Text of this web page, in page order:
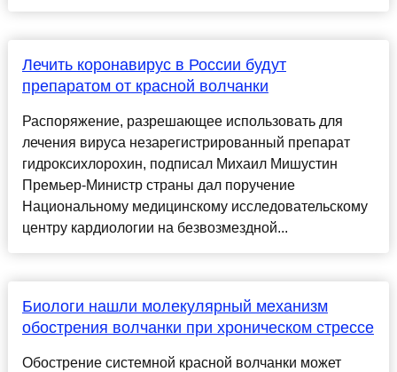
Лечить коронавирус в России будут
препаратом от красной волчанки
Распоряжение, разрешающее использовать для
лечения вируса незарегистрированный препарат
гидроксихлорохин, подписал Михаил Мишустин
Премьер-Министр страны дал поручение
Национальному медицинскому исследовательскому
центру кардиологии на безвозмездной...
Биологи нашли молекулярный механизм
обострения волчанки при хроническом стрессе
Обострение системной красной волчанки может